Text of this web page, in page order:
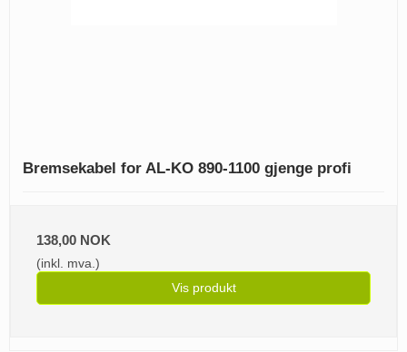
Bremsekabel for AL-KO 890-1100 gjenge profi
138,00 NOK
(inkl. mva.)
Vis produkt